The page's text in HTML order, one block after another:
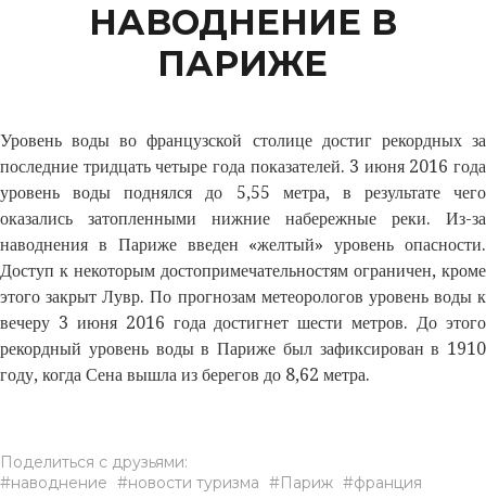
НАВОДНЕНИЕ В
ПАРИЖЕ
Уровень воды во французской столице достиг рекордных за
последние тридцать четыре года показателей. 3 июня 2016 года
уровень воды поднялся до 5,55 метра, в результате чего
оказались затопленными нижние набережные реки. Из-за
наводнения в Париже введен «желтый» уровень опасности.
Доступ к некоторым достопримечательностям ограничен, кроме
этого закрыт Лувр. По прогнозам метеорологов уровень воды к
вечеру 3 июня 2016 года достигнет шести метров. До этого
рекордный уровень воды в Париже был зафиксирован в 1910
году, когда Сена вышла из берегов до 8,62 метра.
Поделиться с друзьями:
наводнение
новости туризма Париж франция